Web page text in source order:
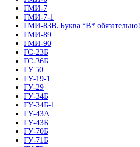
ГМИ-7
ГМИ-7-1
ГМИ-83В. Буква *В* обязательно!
ГМИ-89
ГМИ-90
ГС-23Б
ГС-36Б
ГУ 50
ГУ-19-1
ГУ-29
ГУ-34Б
ГУ-34Б-1
ГУ-43А
ГУ-43Б
ГУ-70Б
ГУ-71Б